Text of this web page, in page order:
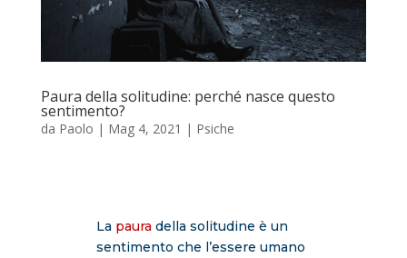
Paura della solitudine: perché nasce questo
sentimento?
da Paolo | Mag 4, 2021 | Psiche
La paura della solitudine è un
sentimento che l’essere umano